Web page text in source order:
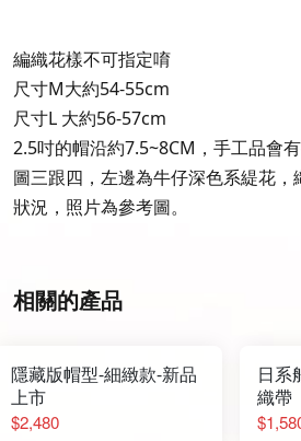
編織花樣不可指定唷
尺寸M大約54-55cm
尺寸L 大約56-57cm
2.5吋的帽沿約7.5~8CM，手工品會有
圖三跟四，左邊為牛仔深色系緹花
狀況，照片為參考圖。
相關的產品
隱藏版帽型-細緻款-新品
上市
$2,480
日系
織帶